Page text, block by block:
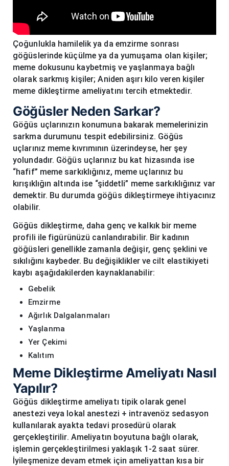
Çoğunlukla hamilelik ya da emzirme sonrası
göğüslerinde küçülme ya da yumuşama olan kişiler;
meme dokusunu kaybetmiş ve yaşlanmaya bağlı
olarak sarkmış kişiler; Aniden aşırı kilo veren kişiler
meme dikleştirme ameliyatını tercih etmektedir.
Göğüsler Neden Sarkar?
Göğüs uçlarınızın konumuna bakarak memelerinizin
sarkma durumunu tespit edebilirsiniz. Göğüs
uçlarınız meme kıvrımının üzerindeyse, her şey
yolundadır. Göğüs uçlarınız bu kat hizasında ise
“hafif” meme sarkıklığınız, meme uçlarınız bu
kırışıklığın altında ise “şiddetli” meme sarkıklığınız var
demektir. Bu durumda göğüs dikleştirmeye ihtiyacınız
olabilir.
Göğüs dikleştirme, daha genç ve kalkık bir meme
profili ile figürünüzü canlandırabilir. Bir kadının
göğüsleri genellikle zamanla değişir, genç şeklini ve
sıkılığını kaybeder. Bu değişiklikler ve cilt elastikiyeti
kaybı aşağıdakilerden kaynaklanabilir:
Gebelik
Emzirme
Ağırlık Dalgalanmaları
Yaşlanma
Yer Çekimi
Kalıtım
Meme Dikleştirme Ameliyatı Nasıl
Yapılır?
Göğüs dikleştirme ameliyatı tipik olarak genel
anestezi veya lokal anestezi + intravenöz sedasyon
kullanılarak ayakta tedavi prosedürü olarak
gerçekleştirilir. Ameliyatın boyutuna bağlı olarak,
işlemin gerçekleştirilmesi yaklaşık 1-2 saat sürer.
İyileşmenize devam etmek için ameliyattan kısa bir